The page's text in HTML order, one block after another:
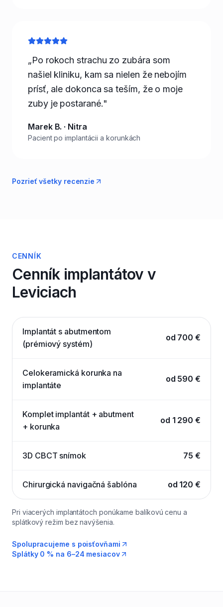
„Po rokoch strachu zo zubára som
našiel kliniku, kam sa nielen že nebojím
prísť, ale dokonca sa teším, že o moje
zuby je postarané."
Marek B. · Nitra
Pacient po implantácii a korunkách
Pozrieť všetky recenzie
CENNÍK
Cenník implantátov v
Leviciach
Implantát s abutmentom
(prémiový systém)
od 700 €
Celokeramická korunka na
implantáte
od 590 €
Komplet implantát + abutment
+ korunka
od 1 290 €
3D CBCT snímok 75 €
Chirurgická navigačná šablóna od 120 €
Pri viacerých implantátoch ponúkame balíkovú cenu a
splátkový režim bez navýšenia.
Spolupracujeme s poisťovňami
Splátky 0 % na 6–24 mesiacov